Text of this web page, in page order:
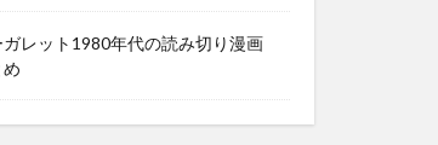
ガレット1980年代の読み切り漫画